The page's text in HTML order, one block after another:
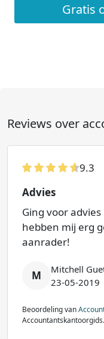
Gratis
Reviews over
9.3
Advies
Ging voor
hebben mij erg
aanrader!
M
Mitchell
23-05-2019
Beoordeling van